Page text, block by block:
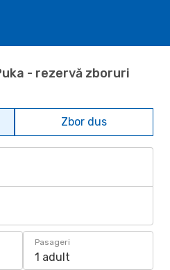
- rezervă zboruri
Zbor dus
Pasageri
1 adult